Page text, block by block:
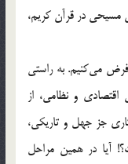
مسیحی‌ در قرآن‌ کریم،
فرض‌ می‌کنیم. به‌ راستی‌
و نظامی، از
جز جهل‌ و تاریکی،
آیا در همین‌ مراحل‌